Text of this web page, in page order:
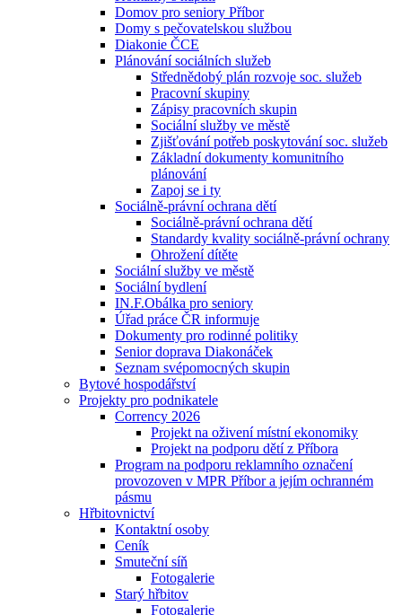
Domov pro seniory Příbor
Domy s pečovatelskou službou
Diakonie ČCE
Plánování sociálních služeb
Střednědobý plán rozvoje soc. služeb
Pracovní skupiny
Zápisy pracovních skupin
Sociální služby ve městě
Zjišťování potřeb poskytování soc. služeb
Základní dokumenty komunitního
plánování
Zapoj se i ty
Sociálně-právní ochrana dětí
Sociálně-právní ochrana dětí
Standardy kvality sociálně-právní ochrany
Ohrožení dítěte
Sociální služby ve městě
Sociální bydlení
IN.F.Obálka pro seniory
Úřad práce ČR informuje
Dokumenty pro rodinné politiky
Senior doprava Diakonáček
Seznam svépomocných skupin
Bytové hospodářství
Projekty pro podnikatele
Corrency 2026
Projekt na oživení místní ekonomiky
Projekt na podporu dětí z Příbora
Program na podporu reklamního označení
provozoven v MPR Příbor a jejím ochranném
pásmu
Hřbitovnictví
Kontaktní osoby
Ceník
Smuteční síň
Fotogalerie
Starý hřbitov
Fotogalerie